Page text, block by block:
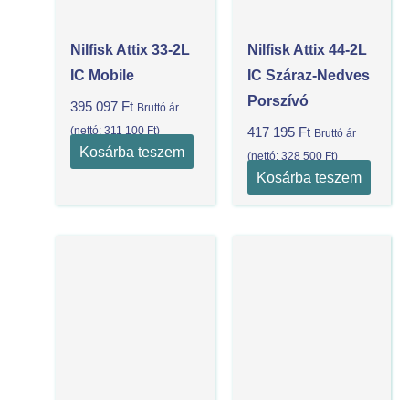
Nilfisk Attix 33-2L
IC Mobile
395 097 Ft Bruttó ár
(nettó:311 100 Ft)
Kosárba teszem
Nilfisk Attix 44-2L
IC Száraz-Nedves
Porszívó
417 195 Ft Bruttó ár
(nettó: 328 500 Ft)
Kosárba teszem